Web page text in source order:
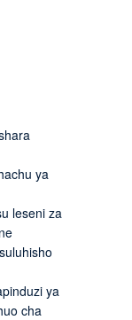
ya
leseni za
ya
cha